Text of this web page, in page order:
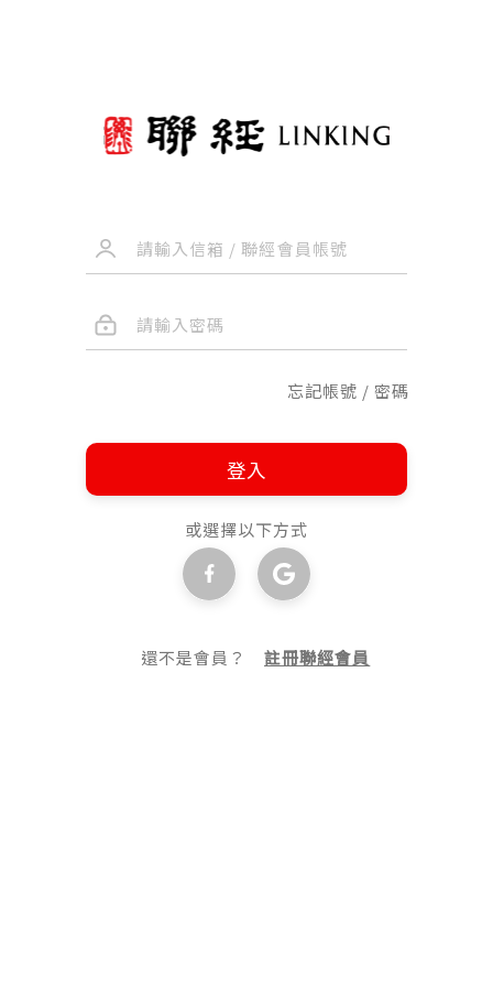
忘記帳號 / 密碼
登入
或選擇以下方式
還不是會員？註冊聯經會員